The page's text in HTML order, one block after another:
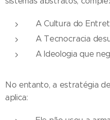
A Cultura do
A Tecnocracia
A Ideologia que
No entanto, a estratégia
aplica: